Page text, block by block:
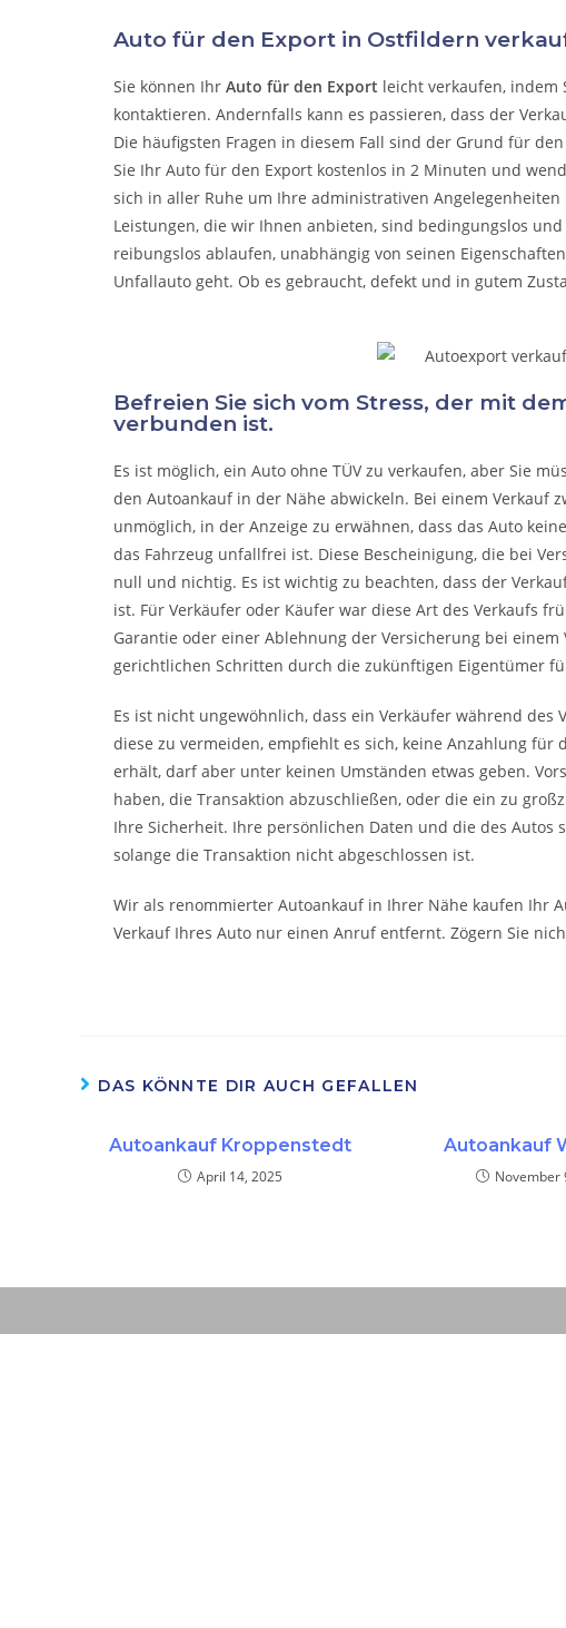
Auto für den Export in Ostfildern
Sie können Ihr Auto für den Export leicht verkaufen, indem
kontaktieren. Andernfalls kann es passieren, dass der
Die häufigsten Fragen in diesem Fall sind der Grund für
Sie Ihr Auto für den Export kostenlos in 2 Minuten und
sich in aller Ruhe um Ihre administrativen Angelegenheiten
Leistungen, die wir Ihnen anbieten, sind bedingungslos
reibungslos ablaufen, unabhängig von seinen
Unfallauto geht. Ob es gebraucht, defekt und in gutem
Befreien Sie sich vom Stress, der mit
verbunden ist.
Es ist möglich, ein Auto ohne TÜV zu verkaufen, aber Sie
den Autoankauf in der Nähe abwickeln. Bei einem Verkauf
unmöglich, in der Anzeige zu erwähnen, dass das Auto
das Fahrzeug unfallfrei ist. Diese Bescheinigung, die bei
null und nichtig. Es ist wichtig zu beachten, dass der
ist. Für Verkäufer oder Käufer war diese Art des Verkaufs
Garantie oder einer Ablehnung der Versicherung bei
gerichtlichen Schritten durch die zukünftigen Eigentümer
Es ist nicht ungewöhnlich, dass ein Verkäufer während des
diese zu vermeiden, empfiehlt es sich, keine Anzahlung
erhält, darf aber unter keinen Umständen etwas geben.
haben, die Transaktion abzuschließen, oder die ein zu
Ihre Sicherheit. Ihre persönlichen Daten und die des Autos
solange die Transaktion nicht abgeschlossen ist.
Wir als renommierter Autoankauf in Ihrer Nähe kaufen Ihr
Verkauf Ihres Auto nur einen Anruf entfernt. Zögern Sie
DAS KÖNNTE DIR AUCH GEFALLEN
Autoankauf Kroppenstedt
April 14, 2025
Autoankauf
November